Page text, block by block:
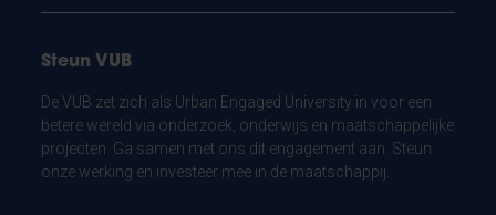
Steun VUB
De VUB zet zich als Urban Engaged University in voor een
betere wereld via onderzoek, onderwijs en maatschappelijke
projecten. Ga samen met ons dit engagement aan. Steun
onze werking en investeer mee in de maatschappij.